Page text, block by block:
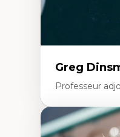
Féminismes
Greg
Professeur
Expertises